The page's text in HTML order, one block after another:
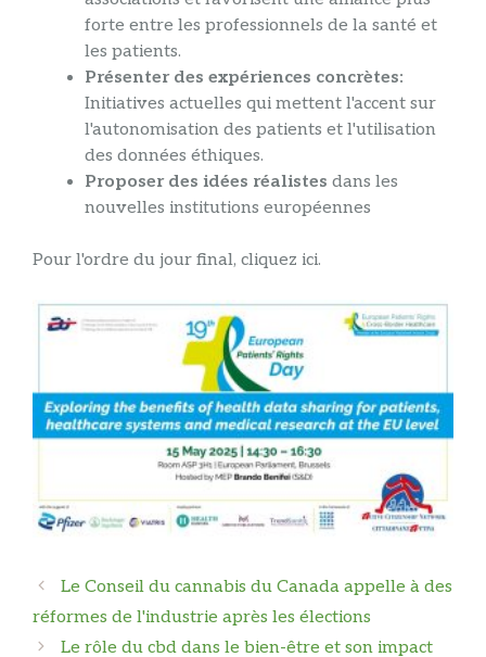
forte entre les professionnels de la santé et
les patients.
Présenter des expériences concrètes:
Initiatives actuelles qui mettent l'accent sur
l'autonomisation des patients et l'utilisation
des données éthiques.
Proposer des idées réalistes dans les
nouvelles institutions européennes
Pour l'ordre du jour final, cliquez ici.
Navigation
des
articles
Le Conseil du cannabis du Canada appelle à des
réformes de l'industrie après les élections
Le rôle du cbd dans le bien-être et son impact